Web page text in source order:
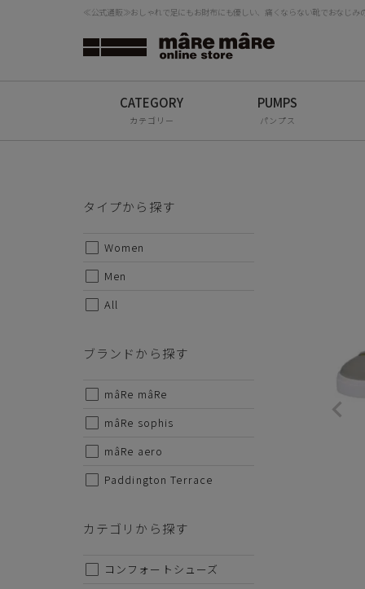
≪公式通販≫おしゃれで足にもお財布にも優しい、痛くならない靴でおなじみ
カテゴリー パンプス
タイプから探す
Women
Men
All
ブランドから探す
mâRe mâRe
mâRe sophis
mâRe aero
Paddington Terrace
カテゴリから探す
コンフォートシューズ
タイプから探す
Women
All
22.5cm
24cm